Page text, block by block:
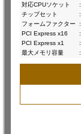
対応CPUソケット
:
チップセット
:
フォームファクター
:
PCI Express x16
:
PCI Express x1
:
最大メモリ容量
: